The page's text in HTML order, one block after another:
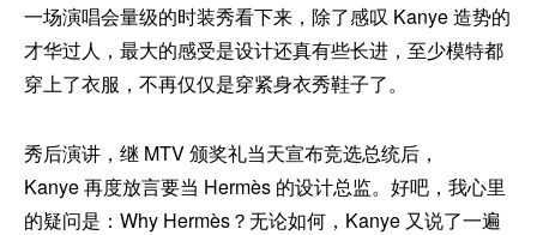
一场演唱会量级的时装秀看下来，除了感叹 Kanye 造势的
才华过人，最大的感受是设计还真有些长进，至少模特都
穿上了衣服，不再仅仅是穿紧身衣秀鞋子了。
秀后演讲，继 MTV 颁奖礼当天宣布竞选总统后，
Kanye 再度放言要当 Hermès 的设计总监。好吧，我心里
的疑问是：Why Hermès？无论如何，Kanye 又说了一遍